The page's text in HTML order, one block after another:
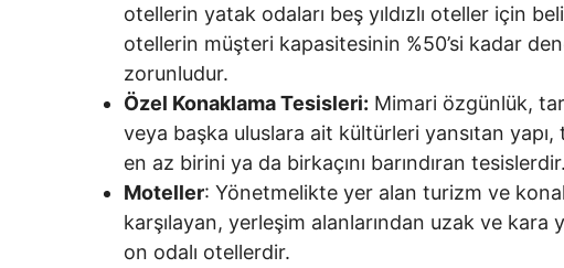
otellerin yatak odaları beş yıldızlı oteller için
otellerin müşteri kapasitesinin %50’si kadar
zorunludur.
Özel Konaklama Tesisleri: Mimari özgünlük,
veya başka uluslara ait kültürleri yansıtan
en az birini ya da birkaçını barındıran tesislerdir.
Moteller: Yönetmelikte yer alan turizm ve
karşılayan, yerleşim alanlarından uzak ve kara
on odalı otellerdir.